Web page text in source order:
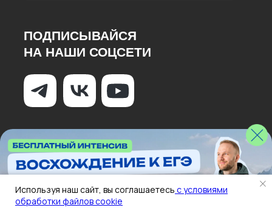
Используя наш сайт, вы соглашаетесь с условиями
обработки файлов cookie